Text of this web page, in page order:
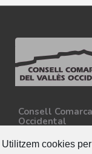
Utilitzem cookies
Consell
Occidental
08227 - Terrassa
Tel. 93 727 35 34